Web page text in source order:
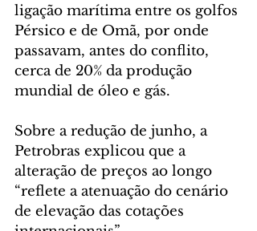
ligação marítima entre os golfos
Pérsico e de Omã, por onde
passavam, antes do conflito,
cerca de 20% da produção
mundial de óleo e gás.
Sobre a redução de junho, a
Petrobras explicou que a
alteração de preços ao longo
“reflete a atenuação do cenário
de elevação das cotações